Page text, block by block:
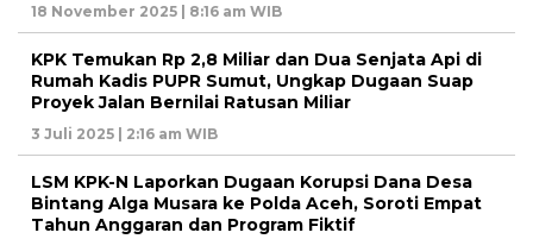
18 November 2025 | 8:16 am WIB
KPK Temukan Rp 2,8 Miliar dan Dua Senjata Api di
Rumah Kadis PUPR Sumut, Ungkap Dugaan Suap
Proyek Jalan Bernilai Ratusan Miliar
3 Juli 2025 | 2:16 am WIB
LSM KPK-N Laporkan Dugaan Korupsi Dana Desa
Bintang Alga Musara ke Polda Aceh, Soroti Empat
Tahun Anggaran dan Program Fiktif